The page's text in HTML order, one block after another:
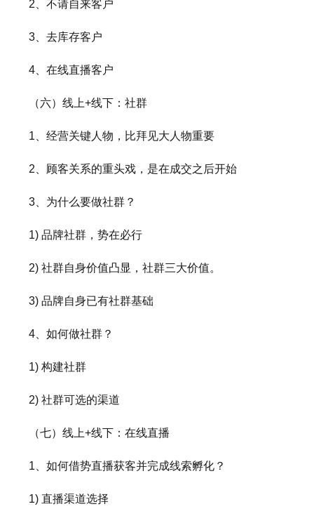
2、不请自来客户
3、去库存客户
4、在线直播客户
（六）线上+线下：社群
1、经营关键人物，比拜见大人物重要
2、顾客关系的重头戏，是在成交之后开始
3、为什么要做社群？
1) 品牌社群，势在必行
2) 社群自身价值凸显，社群三大价值。
3) 品牌自身已有社群基础
4、如何做社群？
1) 构建社群
2) 社群可选的渠道
（七）线上+线下：在线直播
1、如何借势直播获客并完成线索孵化？
1) 直播渠道选择